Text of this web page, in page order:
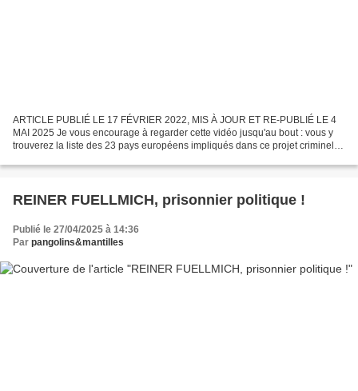
ARTICLE PUBLIÉ LE 17 FÉVRIER 2022, MIS À JOUR ET RE-PUBLIÉ LE 4
MAI 2025 Je vous encourage à regarder cette vidéo jusqu'au bout : vous y
trouverez la liste des 23 pays européens impliqués dans ce projet criminel,
REINER FUELLMICH, prisonnier politique !
Publié le 27/04/2025 à 14:36
Par pangolins&mantilles